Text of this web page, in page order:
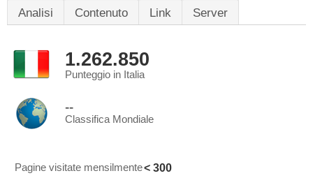
Analisi Contenuto Link Server
1.262.850
Punteggio in Italia
--
Classifica Mondiale
Pagine visitate mensilmente< 300